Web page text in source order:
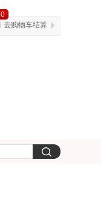
0
去购物车结算